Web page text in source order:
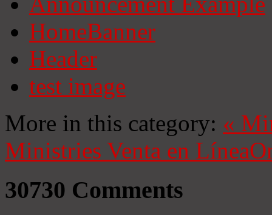
HomeBanner
Header
test image
More in this category: «
Ministries Venta en Línea
30730 Comments